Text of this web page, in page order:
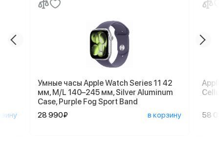
Умные часы Apple Watch Series 11 42
мм, M/L 140–245 мм, Silver Aluminum
Case, Purple Fog Sport Band
28 990₽
в корзину 58